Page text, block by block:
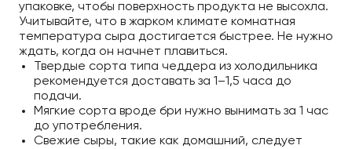
упаковке, чтобы поверхность продукта не высохла.
Учитывайте, что в жарком климате комнатная
температура сыра достигается быстрее. Не нужно
ждать, когда он начнет плавиться.
Твердые сорта типа чеддера из холодильника
рекомендуется доставать за 1–1,5 часа до
подачи.
Мягкие сорта вроде бри нужно вынимать за 1 час
до употребления.
Свежие сыры, такие как домашний, следует